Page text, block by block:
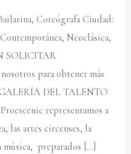
Coreógrafa Ciudad:
Neoclásica,
SOLICITAR
para obtener más
DEL TALENTO
representamos a
las artes circenses, la
preparados […]